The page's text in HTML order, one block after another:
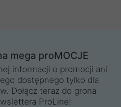
mega proMOCJE
informacji o promocji ani
dostępnego tylko dla
Dołącz teraz do grona
ProLine!